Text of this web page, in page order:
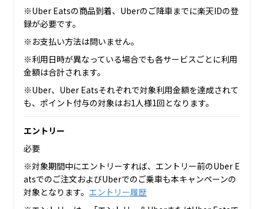
※Uber Eatsの商品到着、Uberのご降車までに楽天IDの登
録が必要です。
※お支払い方法は問いません。
※利用日時が異なっている場合でも各サービスごとに利用
金額は合計されます。
※Uber、Uber Eatsそれぞれで対象利用金額を達成されて
も、ポイント付与の対象はお1人様1回となります。
エントリー
必要
※対象期間中にエントリーすれば、エントリー前のUber E
atsでのご注文およびUberでのご乗車も本キャンペーンの
対象となります。 エントリー履歴